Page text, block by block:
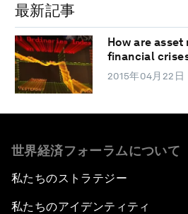
最新記事
How are
financial
2015年04月22日
世界経済フォーラムについて
私たちのストラテジー
私たちのアイデンティティ